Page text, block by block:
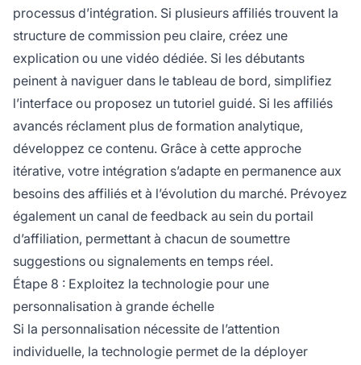
processus d’intégration. Si plusieurs affiliés trouvent la
structure de commission peu claire, créez une
explication ou une vidéo dédiée. Si les débutants
peinent à naviguer dans le tableau de bord, simplifiez
l’interface ou proposez un tutoriel guidé. Si les affiliés
avancés réclament plus de formation analytique,
développez ce contenu. Grâce à cette approche
itérative, votre intégration s’adapte en permanence aux
besoins des affiliés et à l’évolution du marché. Prévoyez
également un canal de feedback au sein du portail
d’affiliation, permettant à chacun de soumettre
suggestions ou signalements en temps réel.
Étape 8 : Exploitez la technologie pour une
personnalisation à grande échelle
Si la personnalisation nécessite de l’attention
individuelle, la technologie permet de la déployer